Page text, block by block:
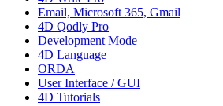
Email, Microsoft 365, Gmail
4D Qodly Pro
Development Mode
4D Language
ORDA
User Interface / GUI
4D Tutorials